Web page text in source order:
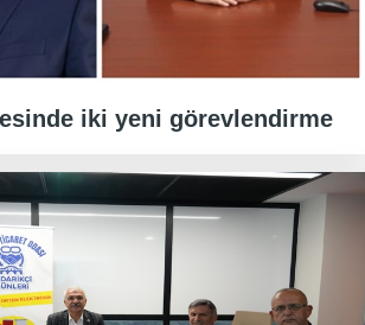
iki yeni görevlendirme